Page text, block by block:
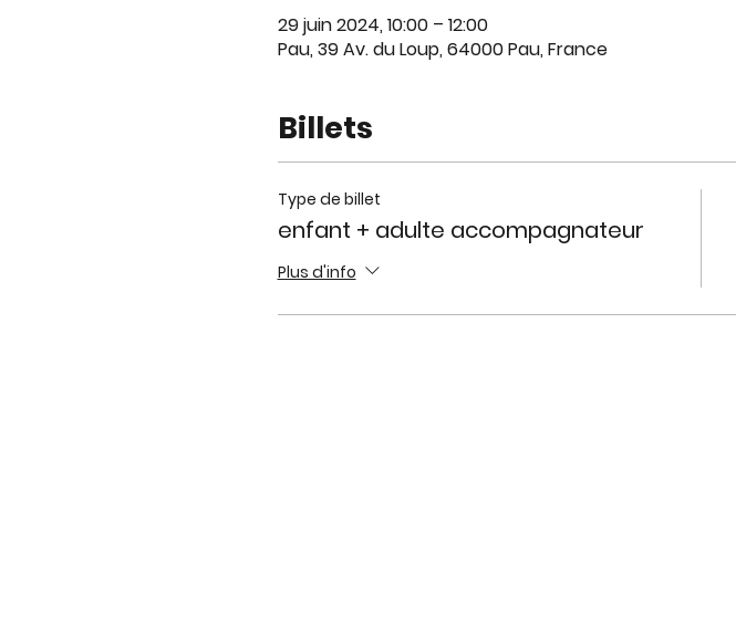
29 juin 2024, 10:00 – 12:00
Pau, 39 Av. du Loup, 64000 Pau, France
Billets
Type de billet
enfant + adulte accompagnateur
Plus d'info